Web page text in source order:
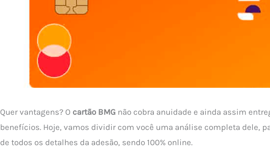
Quer vantagens? O cartão BMG não cobra anuidade e ainda assim
benefícios. Hoje, vamos dividir com você uma análise completa dele,
de todos os detalhes da adesão, sendo 100% online.